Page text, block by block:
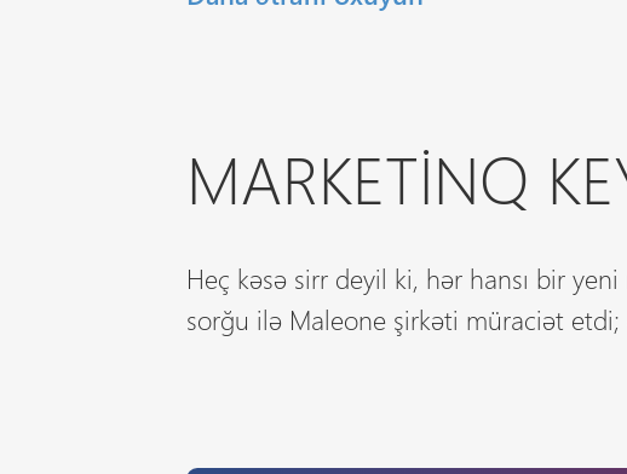
MARKETINQ
Heç kəsə sirr deyil ki, hər hansı bir
sorğu ilə Maleone şirkəti müraciət